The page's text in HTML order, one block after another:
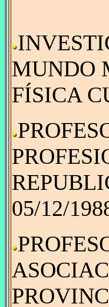
MUNDO
FÍSICA
05/12/